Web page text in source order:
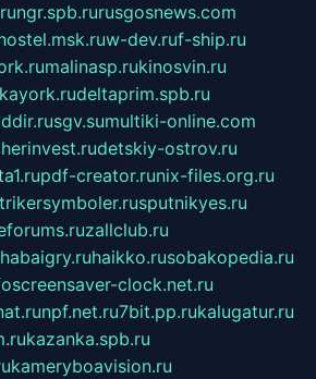
ngr.spb.rurusgosnews.com
w-dev.ruf-ship.ru
malinasp.rukinosvin.ru
deltaprim.spb.ru
sgv.sumultiki-online.com
detskiy-ostrov.ru
pdf-creator.runix-files.org.ru
sputnikyes.ru
zallclub.ru
habaigry.ruhaikko.rusobakopedia.ru
screensaver-clock.net.ru
npf.net.ru7bit.pp.rukalugatur.ru
kazanka.spb.ru
kameryboavision.ru